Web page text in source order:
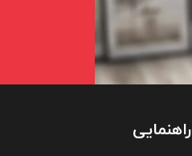
راهنمایی